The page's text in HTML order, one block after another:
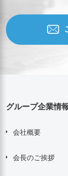
グループ企業情
会社概要
会長のご挨拶